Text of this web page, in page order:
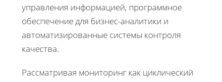
управления информацией, программное
обеспечение для бизнес-аналитики и
автоматизированные системы контроля
качества.
Рассматривая мониторинг как циклический